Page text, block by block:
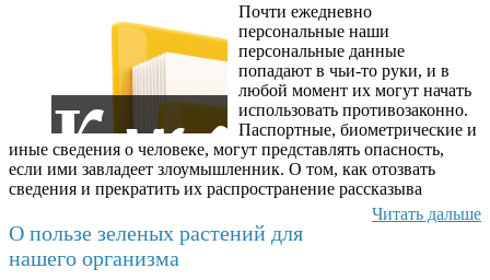
Почти ежедневно
персональные наши
персональные данные
попадают в чьи-то руки, и в
любой момент их могут начать
использовать противозаконно.
Паспортные, биометрические и
иные сведения о человеке, могут представлять опасность,
если ими завладеет злоумышленник. О том, как отозвать
сведения и прекратить их распространение рассказыва
Читать дальше
О пользе зеленых растений для
нашего организма